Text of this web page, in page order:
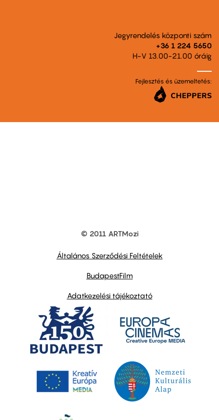
Jegyrendelés központi szám
+36 1 224 5650
H-V 13.00-21.00 óráig
Fejlesztés és üzemeltetés:
© 2011 ARTMozi
Általános Szerződési Feltételek
BudapestFilm
Adatkezelési tájékoztató